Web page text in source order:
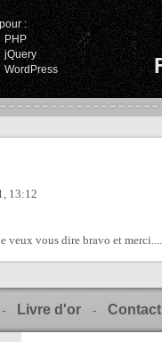
:
PHP
jQuery
WordPress
13:12
veux vous dire bravo et merci....
- Livre d'or - Contact